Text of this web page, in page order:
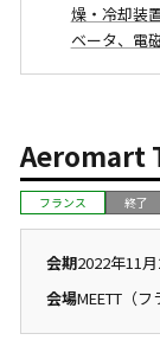
燥・冷却装
ベータ、電
Aeromart
フランス 終了
会期2022年11
会場MEETT（フ